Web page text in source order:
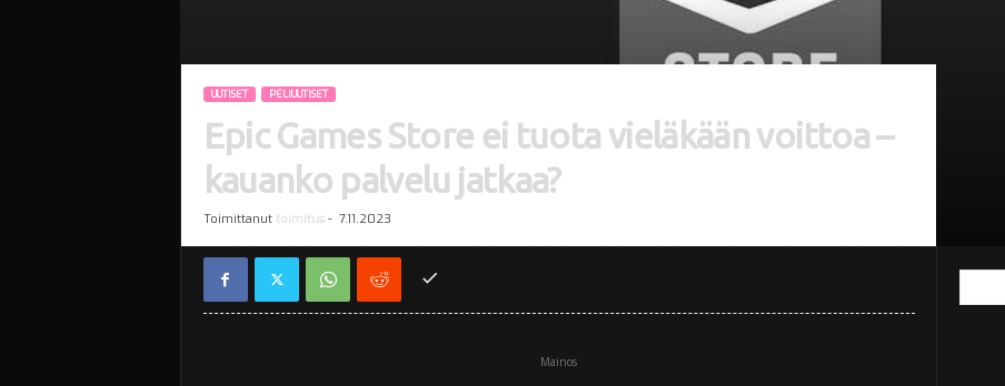
UUTISET PELIUUTISET
Epic Games Store ei tuota vieläkään voittoa –
kauanko palvelu jatkaa?
Toimittanut toimitus- 7.11.2023
Mainos